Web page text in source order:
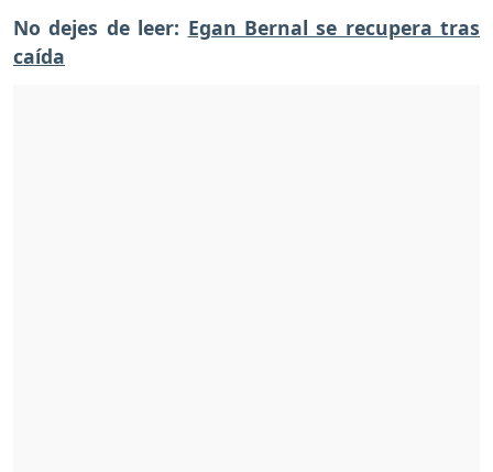
No dejes de leer: Egan Bernal se recupera tras
caída